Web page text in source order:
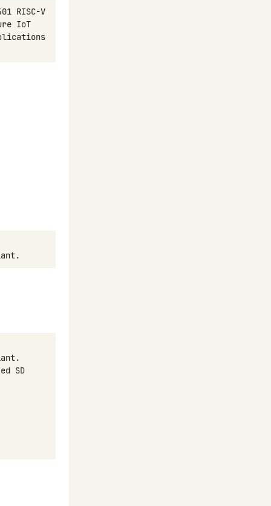
RISC-V
IoT
.
.
SD